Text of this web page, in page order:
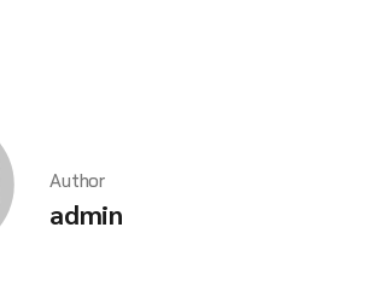
Author
admin